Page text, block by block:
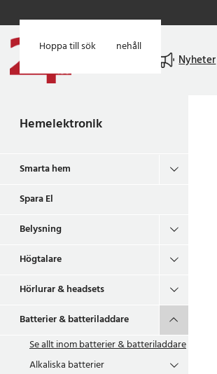
Hoppa till huvudinnehåll
Hoppa till sök
Nyheter
Hemelektronik
Smarta hem
Spara El
Belysning
Högtalare
Hörlurar & headsets
Batterier & batteriladdare
Se allt inombatterier & batteriladdare
Alkaliska batterier